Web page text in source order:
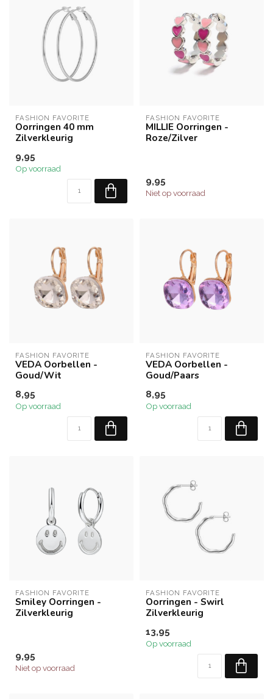
FASHION FAVORITE
Oorringen 40 mm
Zilverkleurig
9,95
Op voorraad
FASHION FAVORITE
MILLIE Oorringen -
Roze/Zilver
9,95
Niet op voorraad
FASHION FAVORITE
VEDA Oorbellen -
Goud/Wit
8,95
Op voorraad
FASHION FAVORITE
VEDA Oorbellen -
Goud/Paars
8,95
Op voorraad
FASHION FAVORITE
Smiley Oorringen -
Zilverkleurig
9,95
Niet op voorraad
FASHION FAVORITE
Oorringen - Swirl
Zilverkleurig
13,95
Op voorraad